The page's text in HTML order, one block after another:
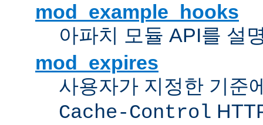
mod_example_hooks
아파치 모듈 API를 설
mod_expires
사용자가 지정한 기준
Cache-Control